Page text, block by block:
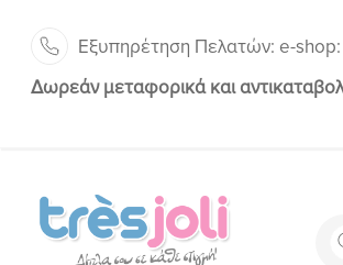
Εξυπηρέτηση Πελατών: e-shop:
Δωρεάν μεταφορικά και